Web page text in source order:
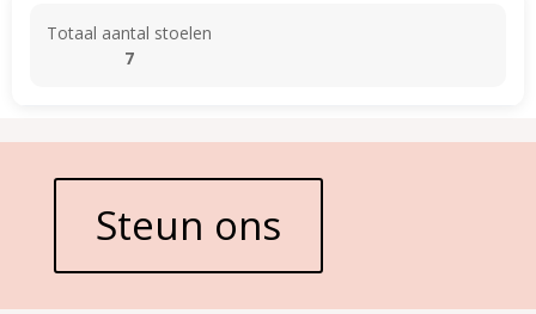
Totaal aantal stoelen
7
Steun ons